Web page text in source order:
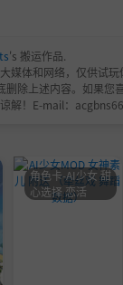
's 搬运作品.
媒体和网络，仅供试
除上述内容。如果
解！E-mail：
角色卡-AI少女 甜
心选择 恋活